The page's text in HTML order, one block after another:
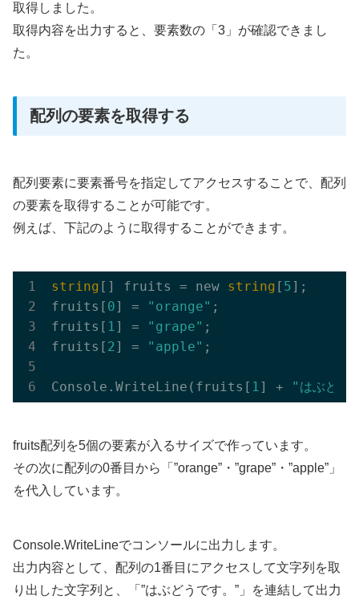
取得しました。
取得内容を出力すると、要素数の「3」が確認できまし
た。
配列の要素を取得する
配列要素に要素番号を指定してアクセスすることで、配列
の要素を取得することが可能です。
例えば、下記のように取得することができます。
string [] fruits = new string [ 5];
fruits[ 0] = "orange" ;
fruits[ 1] = "grape" ;
fruits[ 2] = "apple" ;
Console.WriteLine(fruits[ 1] + "はぶどう
fruits配列を5個の要素が入るサイズで作っています。
その次に配列の0番目から「”orange”・”grape”・”apple”」
を代入しています。
Console.WriteLineでコンソールに出力します。
出力内容として、配列の1番目にアクセスして文字列を取
り出した文字列と、「”はぶどうです。”」を連結して出力